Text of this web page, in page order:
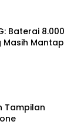
Baterai 8.000
Mantap
Tampilan